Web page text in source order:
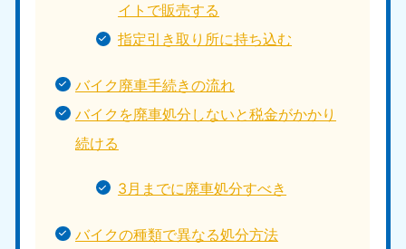
イトで販売する
指定引き取り所に持ち込む
バイク廃車手続きの流れ
バイクを廃車処分しないと税金がかかり
続ける
3月までに廃車処分すべき
バイクの種類で異なる処分方法